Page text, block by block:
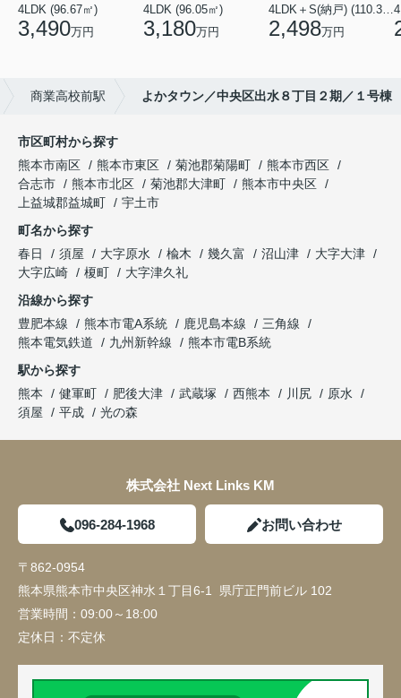
4LDK (96.67㎡)
3,490万円
4LDK (96.05㎡)
3,180万円 2,498万円
商業高校前駅 よかタウン／中央区出水８丁目２期／１号棟
市区町村から探す
熊本市南区
熊本市東区 菊池郡菊陽町
熊本市西区
合志市
熊本市北区 菊池郡大津町
熊本市中央区
上益城郡益城町
宇土市
町名から探す
春日
須屋 大字原水 楡木 幾久富 沼山津
大字大津
大字広崎
榎町
大字津久礼
沿線から探す
豊肥本線
熊本市電A系統 鹿児島本線
三角線
熊本電気鉄道
九州新幹線
熊本市電B系統
駅から探す
熊本
健軍町 肥後大津 武蔵塚 西熊本 川尻
原水
須屋
平成 光の森
株式会社 Next Links KM
096-284-1968 お問い合わせ
〒862-0954
熊本県熊本市中央区神水１丁目6-1 県庁正門前ビル 102
営業時間： 09:00～18:00
定休日： 不定休